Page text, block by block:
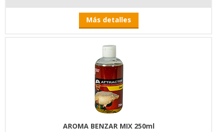
Más detalles
AROMA BENZAR MIX 250ml